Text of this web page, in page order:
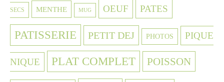
SECS MENTHE MUG OEUF PATES
PATISSERIE PETIT DEJ PHOTOS PIQUE
NIQUE PLAT COMPLET POISSON